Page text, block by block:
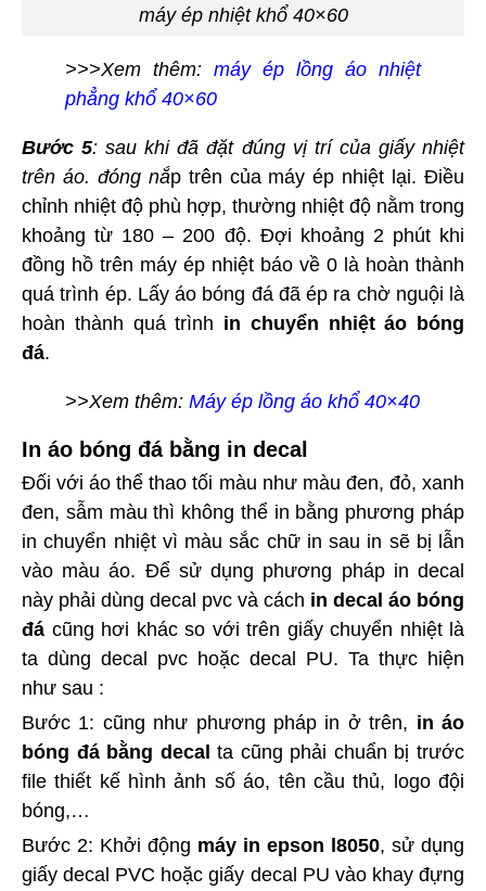
máy ép nhiệt khổ 40×60
>>>Xem thêm: máy ép lồng áo nhiệt
phẳng khổ 40×60
Bước 5: sau khi đã đặt đúng vị trí của giấy nhiệt
trên áo. đóng nắp trên của máy ép nhiệt lại. Điều
chỉnh nhiệt độ phù hợp, thường nhiệt độ nằm trong
khoảng từ 180 – 200 độ. Đợi khoảng 2 phút khi
đồng hồ trên máy ép nhiệt báo về 0 là hoàn thành
quá trình ép. Lấy áo bóng đá đã ép ra chờ nguội là
hoàn thành quá trình in chuyển nhiệt áo bóng
đá.
>>Xem thêm: Máy ép lồng áo khổ 40×40
In áo bóng đá bằng in decal
Đối với áo thể thao tối màu như màu đen, đỏ, xanh
đen, sẫm màu thì không thể in bằng phương pháp
in chuyển nhiệt vì màu sắc chữ in sau in sẽ bị lẫn
vào màu áo. Để sử dụng phương pháp in decal
này phải dùng decal pvc và cách in decal áo bóng
đá cũng hơi khác so với trên giấy chuyển nhiệt là
ta dùng decal pvc hoặc decal PU. Ta thực hiện
như sau :
Bước 1: cũng như phương pháp in ở trên, in áo
bóng đá bằng decal ta cũng phải chuẩn bị trước
file thiết kế hình ảnh số áo, tên cầu thủ, logo đội
bóng,…
Bước 2: Khởi động máy in epson l8050, sử dụng
giấy decal PVC hoặc giấy decal PU vào khay đựng